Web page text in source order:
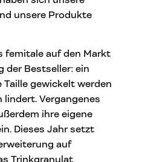
unsere Produkte
femitale auf den Markt
der Bestseller: ein
Taille gewickelt werden
lindert. Vergangenes
ihre eigene
Dieses Jahr setzt
auf
Trinkgranulat